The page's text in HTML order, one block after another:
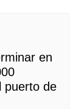
en
puerto de